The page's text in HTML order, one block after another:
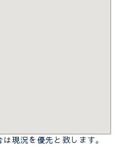
現況を優先と致します。